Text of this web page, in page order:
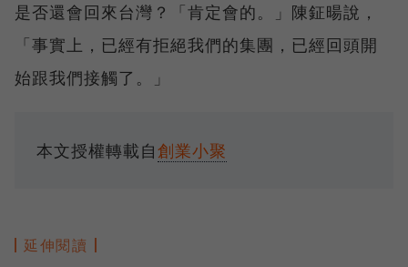
是否還會回來台灣？「肯定會的。」陳鉦暘說，
「事實上，已經有拒絕我們的集團，已經回頭開
始跟我們接觸了。」
本文授權轉載自創業小聚
延伸閱讀